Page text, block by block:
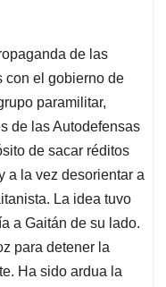
de las
con el gobierno de
paramilitar,
de las Autodefensas
de sacar réditos
a la vez desorientar a
La idea tuvo
a Gaitán de su lado.
para detener la
Ha sido ardua la